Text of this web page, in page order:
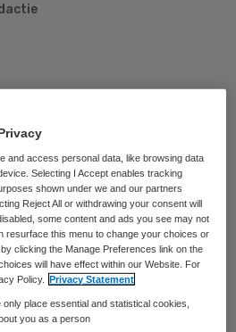
in Meppel
in Zwolle is nodig om
ziekenhuis in Meppel te
schrijft minister
aan de Tweede Kamer,
is het
and access personal data, like browsing data
Selecting I Accept enables tracking
shown under we and our partners
Reject All or withdrawing your consent will
some content and ads you see may not
resurface this menu to change your choices or
clicking the Manage Preferences link on the
will have effect within our Website. For
Policy.
Privacy Statement
place essential and statistical cookies,
you as a person